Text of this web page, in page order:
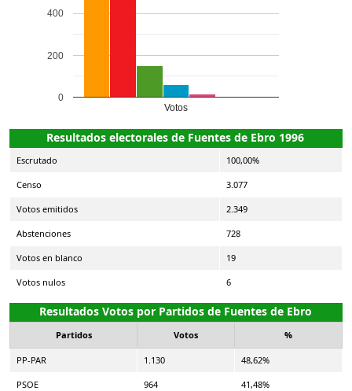
Votos
0
200
400
Resultados electorales de Fuentes de Ebro 1996
Escrutado 100,00%
Censo 3.077
Votos emitidos 2.349
Abstenciones 728
Votos en blanco 19
Votos nulos 6
Resultados Votos por Partidos de Fuentes de Ebro
Partidos Votos %
PP-PAR 1.130 48,62%
PSOE 964 41,48%